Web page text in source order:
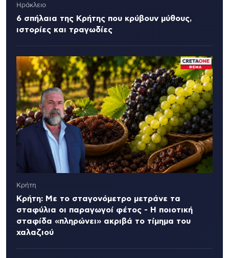
Ηράκλειο
6 σπήλαια της Κρήτης που κρύβουν μύθους,
ιστορίες και τραγωδίες
Κρήτη
Κρήτη: Με το σταγονόμετρο μετράνε τα
σταφύλια οι παραγωγοί φέτος - Η ποιοτική
σταφίδα «πληρώνει» ακριβά το τίμημα του
χαλαζιού